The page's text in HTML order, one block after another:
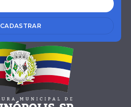
CADASTRAR